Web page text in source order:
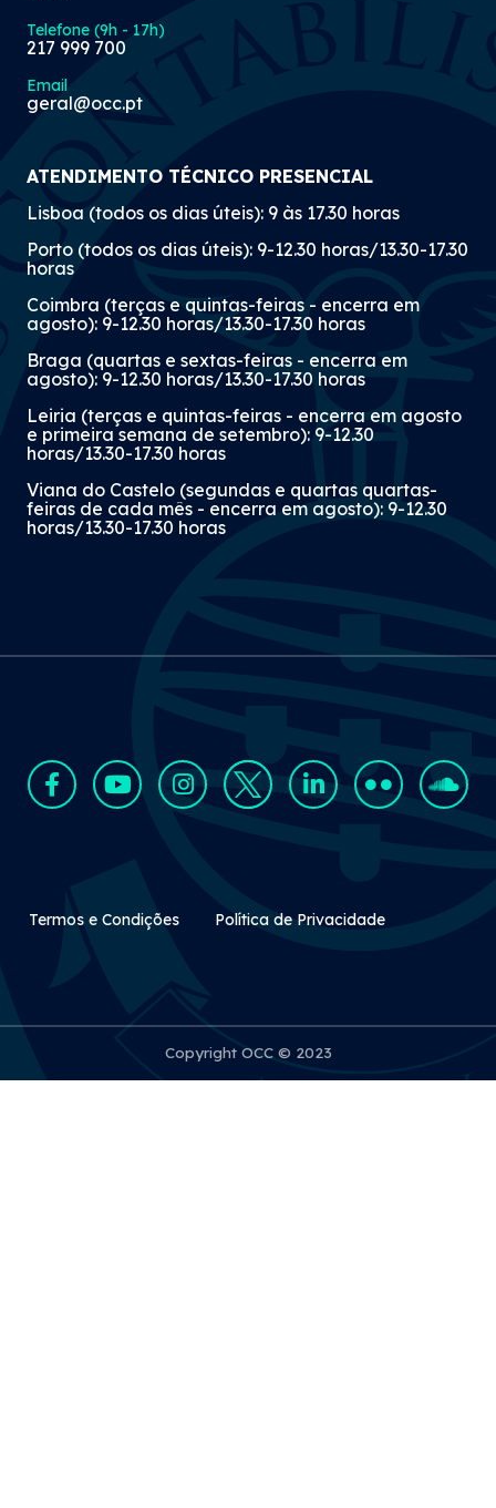
Telefone (9h - 17h)
217 999 700
Email
geral@occ.pt
ATENDIMENTO TÉCNICO PRESENCIAL
Lisboa (todos os dias úteis): 9 às 17.30 horas
Porto (todos os dias úteis): 9-12.30 horas/13.30-17.30
horas
Coimbra (terças e quintas-feiras - encerra em
agosto): 9-12.30 horas/13.30-17.30 horas
Braga (quartas e sextas-feiras - encerra em
agosto): 9-12.30 horas/13.30-17.30 horas
Leiria (terças e quintas-feiras - encerra em agosto
e primeira semana de setembro): 9-12.30
horas/13.30-17.30 horas
Viana do Castelo (segundas e quartas quartas-
feiras de cada mês - encerra em agosto): 9-12.30
horas/13.30-17.30 horas
Rodapé Secundário
Termos e Condições Política de Privacidade
Copyright OCC © 2023